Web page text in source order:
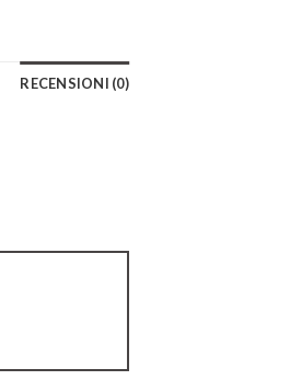
RECENSIONI (0)